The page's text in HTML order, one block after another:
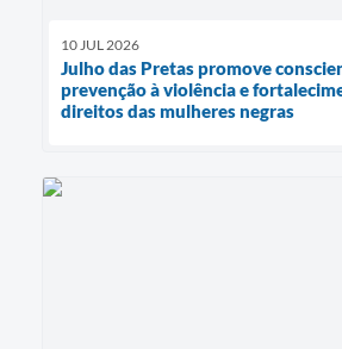
10 JUL 2026
Julho das Pretas promove
prevenção à violência e
direitos das mulheres negras